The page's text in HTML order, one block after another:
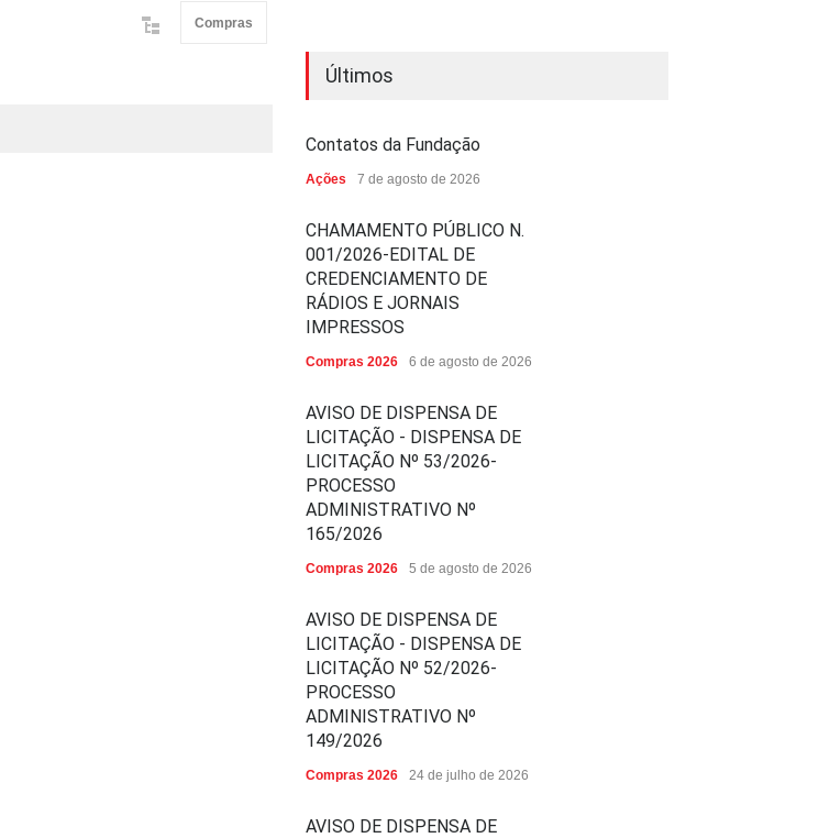
Compras
Últimos
Contatos da Fundação
Ações 7 de agosto de 2026
CHAMAMENTO PÚBLICO N.
001/2026-EDITAL DE
CREDENCIAMENTO DE
RÁDIOS E JORNAIS
IMPRESSOS
Compras 2026 6 de agosto de 2026
AVISO DE DISPENSA DE
LICITAÇÃO - DISPENSA DE
LICITAÇÃO Nº 53/2026-
PROCESSO
ADMINISTRATIVO Nº
165/2026
Compras 2026 5 de agosto de 2026
AVISO DE DISPENSA DE
LICITAÇÃO - DISPENSA DE
LICITAÇÃO Nº 52/2026-
PROCESSO
ADMINISTRATIVO Nº
149/2026
Compras 2026 24 de julho de 2026
AVISO DE DISPENSA DE